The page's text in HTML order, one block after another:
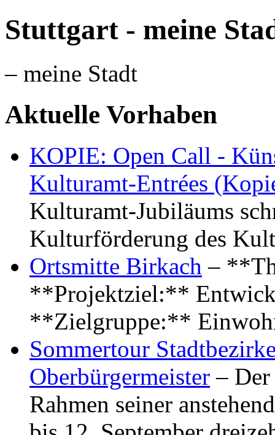
Stuttgart - meine
– meine Stadt
Aktuelle Vorhaben
KOPIE: Open Call -
Kulturamt-Entrées
Kulturamt-Jubiläums
Kulturförderung des
Ortsmitte Birkach –
**Projektziel:**
**Zielgruppe:**
Sommertour
Oberbürgermeister –
Rahmen seiner